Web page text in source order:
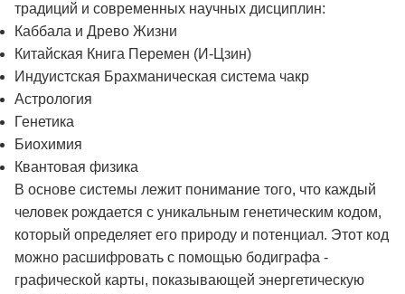
традиций и современных научных дисциплин:
Каббала и Древо Жизни
Китайская Книга Перемен (И-Цзин)
Индуистская Брахманическая система чакр
Астрология
Генетика
Биохимия
Квантовая физика
В основе системы лежит понимание того, что каждый
человек рождается с уникальным генетическим кодом,
который определяет его природу и потенциал. Этот код
можно расшифровать с помощью бодиграфа -
графической карты, показывающей энергетическую